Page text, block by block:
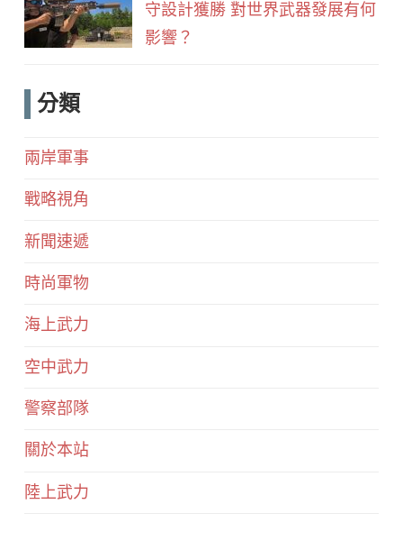
守設計獲勝 對世界武器發展有何
影響？
分類
兩岸軍事
戰略視角
新聞速遞
時尚軍物
海上武力
空中武力
警察部隊
關於本站
陸上武力